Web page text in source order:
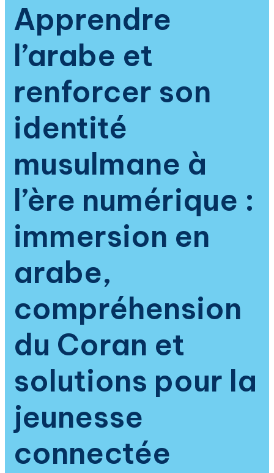
Apprendre
l’arabe et
renforcer son
identité
musulmane à
l’ère numérique :
immersion en
arabe,
compréhension
du Coran et
solutions pour la
jeunesse
connectée
pour
la
jeunesse
connectée